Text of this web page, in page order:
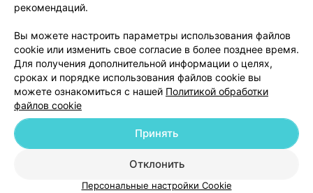
Написать руководителю 103.by
Персональные настройки cookie
Обработка персональных данных
© 2026 ООО «Артокс Лаб», УНП 191700409| 220012, Республика Беларусь,
г. Минск, улица Толбухина, 2, пом. 16 | help@103.by
рекомендаций.
Вы можете настроить параметры использования файлов
cookie или изменить свое согласие в более позднее время.
Для получения дополнительной информации о целях,
сроках и порядке использования файлов cookie вы
можете ознакомиться с нашей Политикой обработки
файлов cookie
Отклонить
Принять
Персональные настройки Cookie